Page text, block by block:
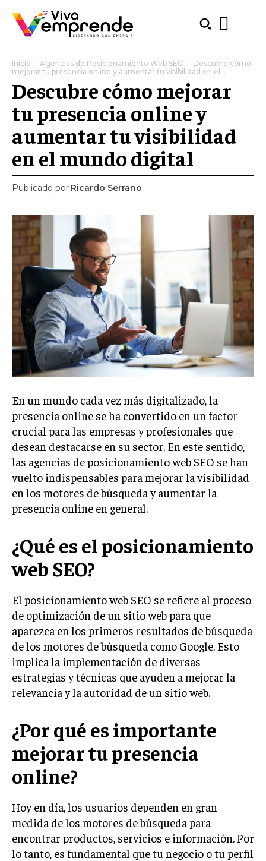
SUBSCRIBE
Welcome to Liberty Case
We have a curated list of the most noteworthy news from all
across the globe. With any subscription plan, you get access
toexclusive articles that let you stay ahead of the curve.
Your Profile
NEWS LIFESTYLE PUBLIC OPINION
LIFESTYLE
MARKETING
AGENCIAS DE MARKETING
AGENCIAS DE POSICIONAMIENTO WEB SEO
VENTA DE ENLACES
MARKETING DIGITAL
PUBLICIDAD
GESTIÓN DE PRODUCTOS
COMUNICACIÓN CORPORATIVA
GESTIÓN DE MARCA
INVESTIGACIÓN DE MERCADO
ANÁLISIS DE COMPETENCIA
GESTIÓN DE CLIENTES
Inicio Agencias de Posicionamiento Web SEO
Descubre cómo
mejorar tu presencia online y aumentar tu visibilidad en el...
Descubre cómo mejorar
tu presencia online y
aumentar tu visibilidad
en el mundo digital
Publicado por Ricardo Serrano
En un mundo cada vez más digitalizado, la
presencia online se ha convertido en un factor
crucial para las empresas y profesionales que
desean destacarse en su sector. En este sentido,
las agencias de posicionamiento web SEO se han
vuelto indispensables para mejorar la visibilidad
en los motores de búsqueda y aumentar la
presencia online en general.
¿Qué es el posicionamiento
web SEO?
El posicionamiento web SEO se refiere al proceso
de optimización de un sitio web para que
aparezca en los primeros resultados de búsqueda
de los motores de búsqueda como Google. Esto
implica la implementación de diversas
estrategias y técnicas que ayuden a mejorar la
relevancia y la autoridad de un sitio web.
¿Por qué es importante
mejorar tu presencia
online?
Hoy en día, los usuarios dependen en gran
medida de los motores de búsqueda para
encontrar productos, servicios e información. Por
lo tanto, es fundamental que tu negocio o tu perfil